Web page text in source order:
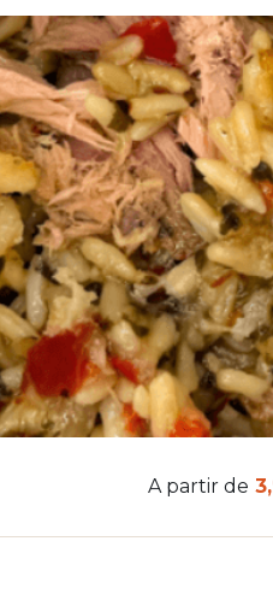
A partir de